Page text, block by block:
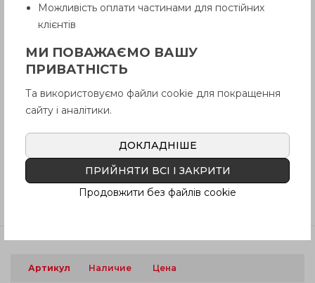
Вопрос о продукции
Инструкция (pdf.)
Артикул Наличие Цена
Можливість оплати частинами для постійних
клієнтів
МИ ПОВАЖАЄМО ВАШУ
ПРИВАТНІСТЬ
Та використовуємо файли cookie для покращення
сайту і аналітики.
ДОКЛАДНІШЕ
ПРИЙНЯТИ ВСІ І ЗАКРИТИ
Продовжити без файлів cookie